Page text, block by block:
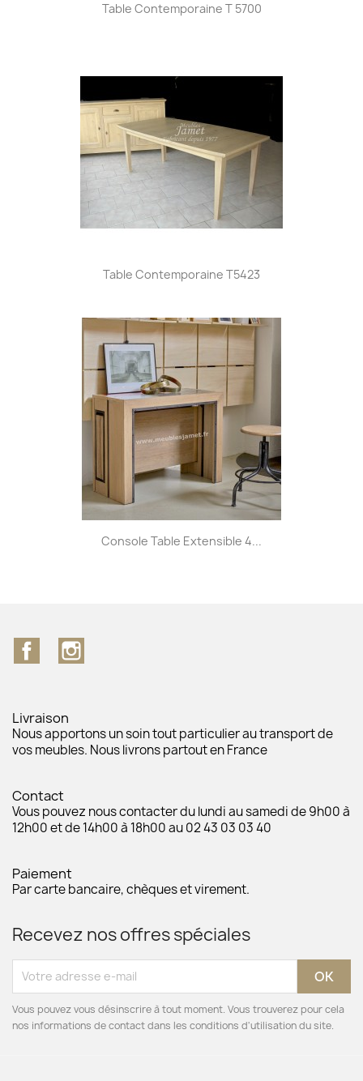
Table Contemporaine T 5700
Table Contemporaine T5423
Console Table Extensible 4...
Facebook
Livraison
Nous apportons un soin tout particulier au transport de
vos meubles. Nous livrons partout en France
Contact
Vous pouvez nous contacter du lundi au samedi de 9h00 à
12h00 et de 14h00 à 18h00 au 02 43 03 03 40
Paiement
Par carte bancaire, chèques et virement.
Recevez nos offres spéciales
Vous pouvez vous désinscrire à tout moment. Vous trouverez pour cela
nos informations de contact dans les conditions d'utilisation du site.